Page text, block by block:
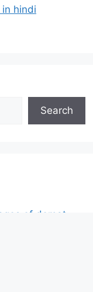
hindi
Search
of demat